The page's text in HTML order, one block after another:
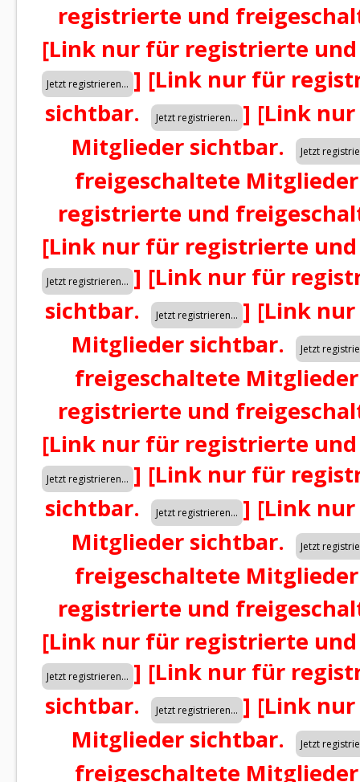
registrierte und
[Link nur für registrierte
] [Link nur für
sichtbar.
] [Link
Mitglieder sichtbar.
freigeschaltete
registrierte und
[Link nur für registrierte
] [Link nur für
sichtbar.
] [Link
Mitglieder sichtbar.
freigeschaltete
registrierte und
[Link nur für registrierte
] [Link nur für
sichtbar.
] [Link
Mitglieder sichtbar.
freigeschaltete
registrierte und
[Link nur für registrierte
] [Link nur für
sichtbar.
] [Link
Mitglieder sichtbar.
freigeschaltete